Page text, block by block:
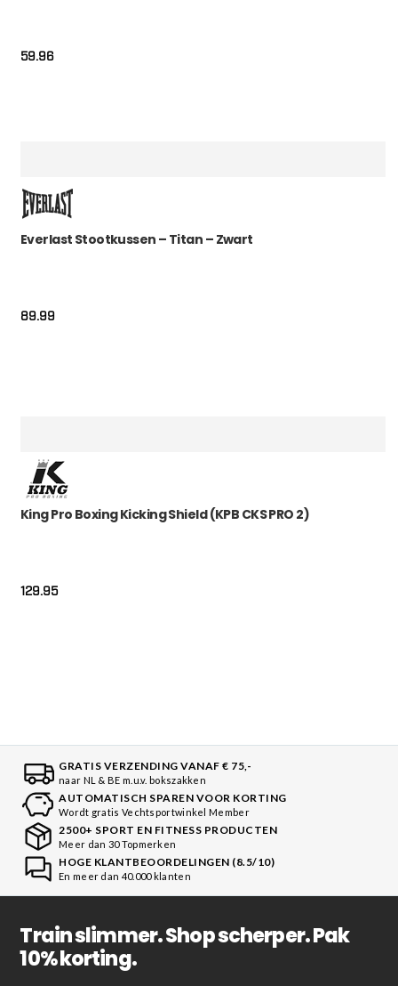
59.96
Everlast Stootkussen – Titan – Zwart
89.99
King Pro Boxing Kicking Shield (KPB CKS PRO 2)
129.95
GRATIS VERZENDING VANAF € 75,-
naar NL & BE m.u.v. bokszakken
AUTOMATISCH SPAREN VOOR KORTING
Wordt gratis Vechtsportwinkel Member
2500+ SPORT EN FITNESS PRODUCTEN
Meer dan 30 Topmerken
HOGE KLANTBEOORDELINGEN (8.5/10)
En meer dan 40.000 klanten
Train slimmer. Shop scherper. Pak
10% korting.